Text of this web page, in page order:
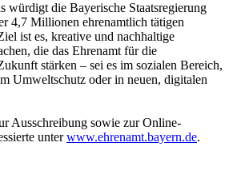
würdigt die Bayerische Staatsregierung
4,7 Millionen ehrenamtlich tätigen
ist es, kreative und nachhaltige
die das Ehrenamt für die
stärken – sei es im sozialen Bereich,
Umweltschutz oder in neuen, digitalen
Ausschreibung sowie zur Online-
unterwww.ehrenamt.bayern.de.